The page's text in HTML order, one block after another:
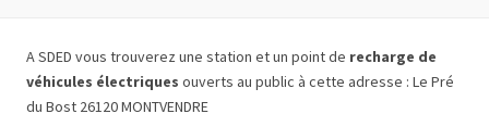
A SDED vous trouverez une station et un point de recharge de
véhicules électriques ouverts au public à cette adresse : Le Pré
du Bost 26120 MONTVENDRE